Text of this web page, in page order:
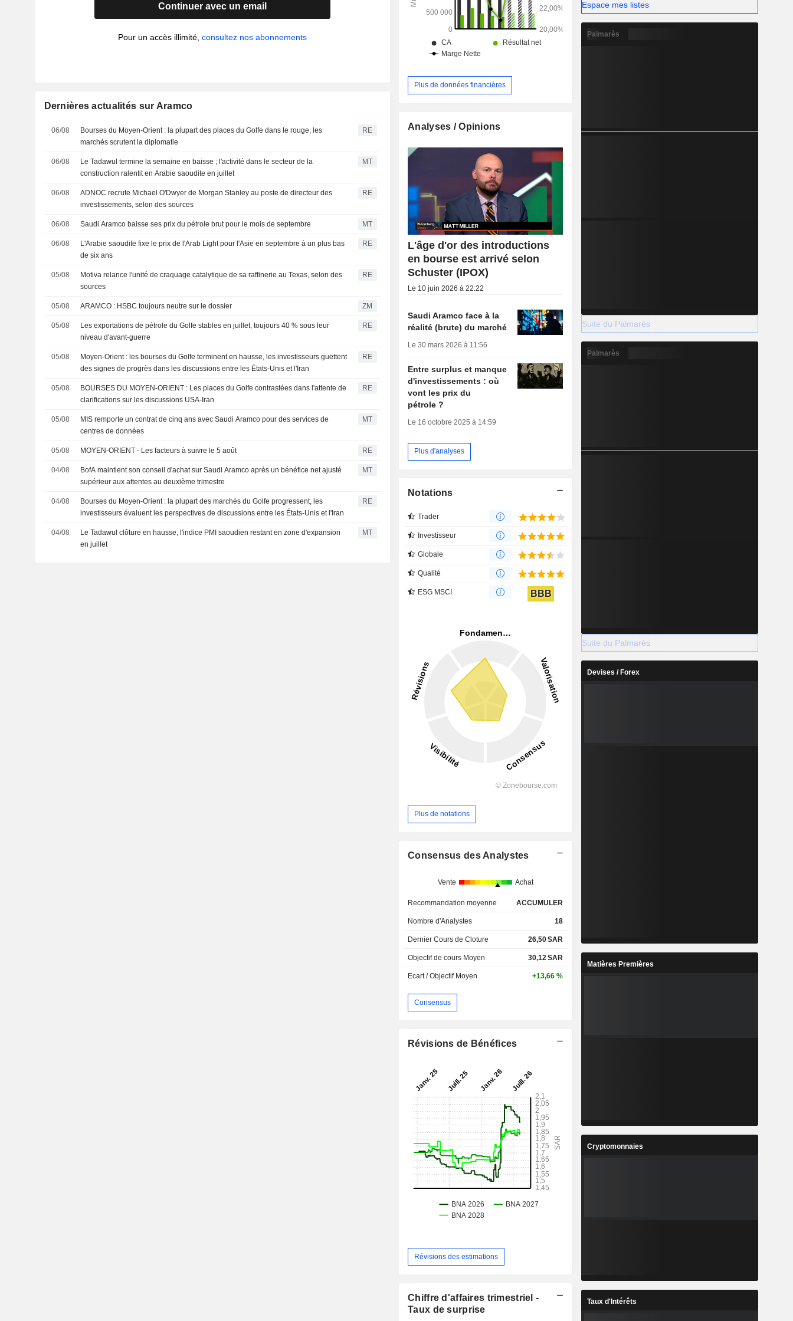
Continuer avec un email
Pour un accès illimité,consultez nos abonnements
Dernières actualités sur Aramco
06/08
Bourses du Moyen-Orient : la plupart des places du Golfe dans le rouge, les
marchés scrutent la diplomatie
RE
06/08
Le Tadawul termine la semaine en baisse ; l'activité dans le secteur de la
construction ralentit en Arabie saoudite en juillet
MT
06/08
ADNOC recrute Michael O'Dwyer de Morgan Stanley au poste de directeur des
investissements, selon des sources
RE
06/08 Saudi Aramco baisse ses prix du pétrole brut pour le mois de septembre MT
06/08
L'Arabie saoudite fixe le prix de l'Arab Light pour l'Asie en septembre à un plus bas
de six ans
RE
05/08
Motiva relance l'unité de craquage catalytique de sa raffinerie au Texas, selon des
sources
RE
05/08 ARAMCO : HSBC toujours neutre sur le dossier ZM
05/08
Les exportations de pétrole du Golfe stables en juillet, toujours 40 % sous leur
niveau d'avant-guerre
RE
05/08
Moyen-Orient : les bourses du Golfe terminent en hausse, les investisseurs guettent
des signes de progrès dans les discussions entre les États-Unis et l'Iran
RE
05/08
BOURSES DU MOYEN-ORIENT : Les places du Golfe contrastées dans l'attente de
clarifications sur les discussions USA-Iran
RE
05/08
MIS remporte un contrat de cinq ans avec Saudi Aramco pour des services de
centres de données
MT
05/08 MOYEN-ORIENT - Les facteurs à suivre le 5 août RE
04/08
BofA maintient son conseil d'achat sur Saudi Aramco après un bénéfice net ajusté
supérieur aux attentes au deuxième trimestre
MT
04/08
Bourses du Moyen-Orient : la plupart des marchés du Golfe progressent, les
investisseurs évaluent les perspectives de discussions entre les États-Unis et l'Iran
RE
04/08
Le Tadawul clôture en hausse, l'indice PMI saoudien restant en zone d'expansion
en juillet
MT
Plus de données financières
Analyses / Opinions
L'âge d'or des introductions
en bourse est arrivé selon
Schuster (IPOX)
Le 10 juin 2026 à 22:22
Saudi Aramco face à la
réalité (brute) du marché
Le 30 mars 2026 à 11:56
Entre surplus et manque
d'investissements : où
vont les prix du
pétrole ?
Le 16 octobre 2025 à 14:59
Plus d'analyses
Notations
Trader
Investisseur
Globale
Qualité
ESG MSCI BBB
Plus de notations
Consensus des Analystes
Vente Achat
Recommandation moyenne ACCUMULER
Nombre d'Analystes 18
Dernier Cours de Cloture 26,50SAR
Objectif de cours Moyen 30,12SAR
Ecart / Objectif Moyen +13,66 %
Consensus
Révisions de Bénéfices
Révisions des estimations
Chiffre d'affaires trimestriel -
Taux de surprise
Espace mes listes
Palmarès
Suite du Palmarès
Palmarès
Suite du Palmarès
Devises / Forex
Matières Premières
Cryptomonnaies
Taux d'Intérêts